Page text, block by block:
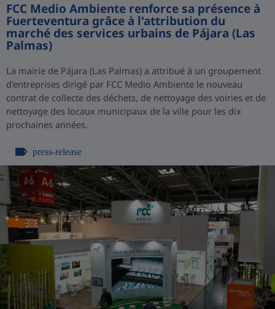
FCC Medio Ambiente renforce sa présence à
Fuerteventura grâce à l'attribution du
marché des services urbains de Pájara (Las
Palmas)
La mairie de Pájara (Las Palmas) a attribué à un groupement
d'entreprises dirigé par FCC Medio Ambiente le nouveau
contrat de collecte des déchets, de nettoyage des voiries et de
nettoyage des locaux municipaux de la ville pour les dix
prochaines années.
press-release